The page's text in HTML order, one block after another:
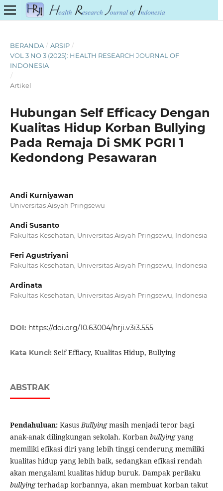
BERANDA / ARSIP /
VOL 3 NO 3 (2025): HEALTH RESEARCH JOURNAL OF
INDONESIA
/
Artikel
Hubungan Self Efficacy Dengan
Kualitas Hidup Korban Bullying
Pada Remaja Di SMK PGRI 1
Kedondong Pesawaran
Andi Kurniyawan
Universitas Aisyah Pringsewu
Andi Susanto
Fakultas Kesehatan, Universitas Aisyah Pringsewu, Indonesia
Feri Agustriyani
Fakultas Kesehatan, Universitas Aisyah Pringsewu, Indonesia
Ardinata
Fakultas Kesehatan, Universitas Aisyah Pringsewu, Indonesia
DOI: https://doi.org/10.63004/hrji.v3i3.555
Kata Kunci: Self Effiacy, Kualitas Hidup, Bullying
ABSTRAK
Pendahuluan: KasusBullyingmasih menjadi teror bagi
anak-anak dilingkungan sekolah. Korban bullyingyang
memiliki efikasi diri yang lebih tinggi cenderung memiliki
kualitas hidup yang lebih baik, sedangkan efikasi rendah
akan mengalami kualitas hidup buruk. Dampak perilaku
bullyingterhadap korbannya, akan membuat korban takut